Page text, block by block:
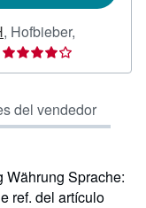
, Hofbieber,
Calificación
del
4
de
estrellas
del vendedor
Währung Sprache:
ref. del artículo